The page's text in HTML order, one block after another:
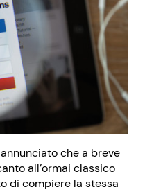
che a breve
all’ormai classico
di compiere la stessa